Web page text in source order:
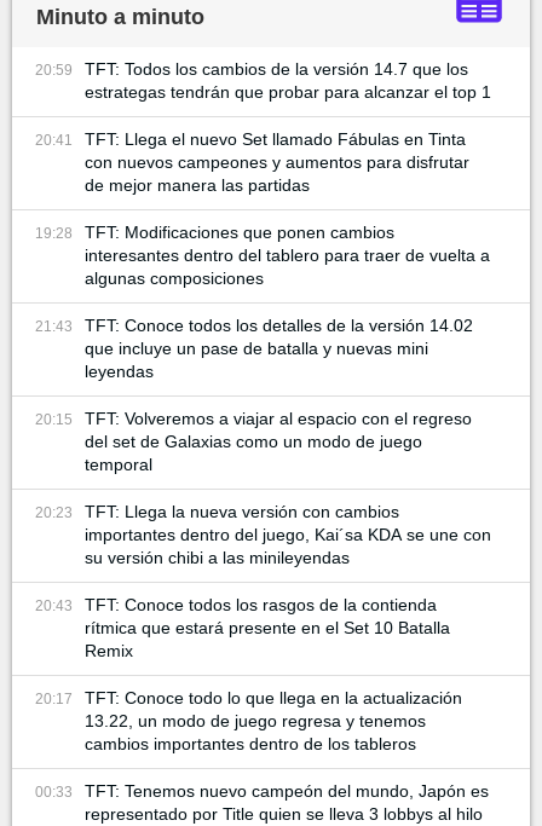
Minuto a minuto
20:59
TFT: Todos los cambios de la versión 14.7 que los
estrategas tendrán que probar para alcanzar el top 1
20:41
TFT: Llega el nuevo Set llamado Fábulas en Tinta
con nuevos campeones y aumentos para disfrutar
de mejor manera las partidas
19:28
TFT: Modificaciones que ponen cambios
interesantes dentro del tablero para traer de vuelta a
algunas composiciones
21:43
TFT: Conoce todos los detalles de la versión 14.02
que incluye un pase de batalla y nuevas mini
leyendas
20:15
TFT: Volveremos a viajar al espacio con el regreso
del set de Galaxias como un modo de juego
temporal
20:23
TFT: Llega la nueva versión con cambios
importantes dentro del juego, Kai´sa KDA se une con
su versión chibi a las minileyendas
20:43
TFT: Conoce todos los rasgos de la contienda
rítmica que estará presente en el Set 10 Batalla
Remix
20:17
TFT: Conoce todo lo que llega en la actualización
13.22, un modo de juego regresa y tenemos
cambios importantes dentro de los tableros
00:33
TFT: Tenemos nuevo campeón del mundo, Japón es
representado por Title quien se lleva 3 lobbys al hilo